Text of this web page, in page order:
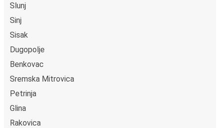
Slunj
Sinj
Sisak
Dugopolje
Benkovac
Sremska Mitrovica
Petrinja
Glina
Rakovica